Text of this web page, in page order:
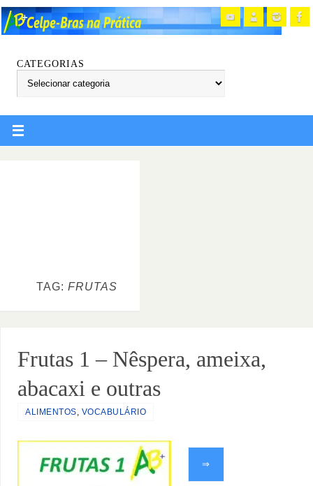
CATEGORIAS
TAG: FRUTAS
Frutas 1 – Nêspera, ameixa,
abacaxi e outras
ALIMENTOS, VOCABULÁRIO
⇒